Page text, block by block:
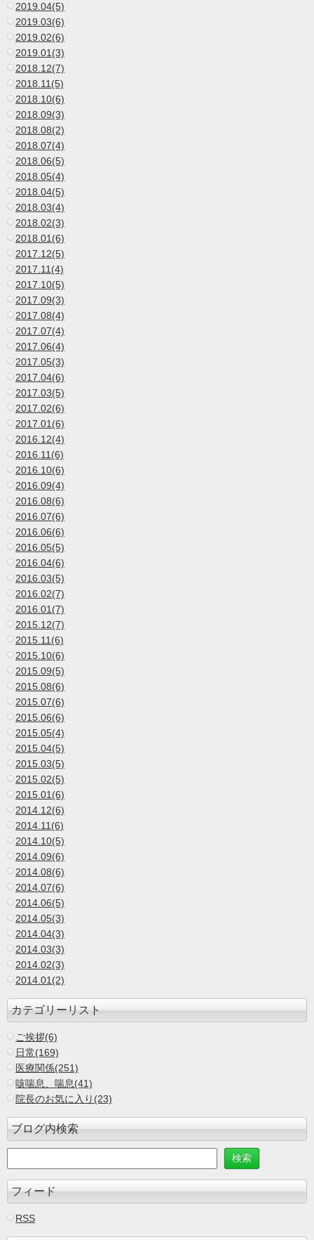
2019.04(5)
2019.03(6)
2019.02(6)
2019.01(3)
2018.12(7)
2018.11(5)
2018.10(6)
2018.09(3)
2018.08(2)
2018.07(4)
2018.06(5)
2018.05(4)
2018.04(5)
2018.03(4)
2018.02(3)
2018.01(6)
2017.12(5)
2017.11(4)
2017.10(5)
2017.09(3)
2017.08(4)
2017.07(4)
2017.06(4)
2017.05(3)
2017.04(6)
2017.03(5)
2017.02(6)
2017.01(6)
2016.12(4)
2016.11(6)
2016.10(6)
2016.09(4)
2016.08(6)
2016.07(6)
2016.06(6)
2016.05(5)
2016.04(6)
2016.03(5)
2016.02(7)
2016.01(7)
2015.12(7)
2015.11(6)
2015.10(6)
2015.09(5)
2015.08(6)
2015.07(6)
2015.06(6)
2015.05(4)
2015.04(5)
2015.03(5)
2015.02(5)
2015.01(6)
2014.12(6)
2014.11(6)
2014.10(5)
2014.09(6)
2014.08(6)
2014.07(6)
2014.06(5)
2014.05(3)
2014.04(3)
2014.03(3)
2014.02(3)
2014.01(2)
カテゴリーリスト
ご挨拶(6)
日常(169)
医療関係(251)
咳喘息、喘息(41)
院長のお気に入り(23)
ブログ内検索
フィード
RSS